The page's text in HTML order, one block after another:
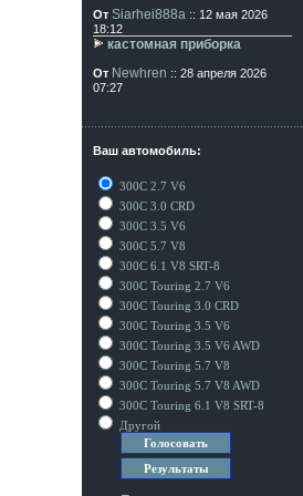
От Siarhei888a :: 12 мая 2026
18:12
кастомная приборка
От Newhren :: 28 апреля 2026
07:27
Ваш автомобиль:
300C 2.7 V6
300C 3.0 CRD
300C 3.5 V6
300C 5.7 V8
300C 6.1 V8 SRT-8
300C Touring 2.7 V6
300C Touring 3.0 CRD
300C Touring 3.5 V6
300C Touring 3.5 V6 AWD
300C Touring 5.7 V8
300C Touring 5.7 V8 AWD
300C Touring 6.1 V8 SRT-8
Другой